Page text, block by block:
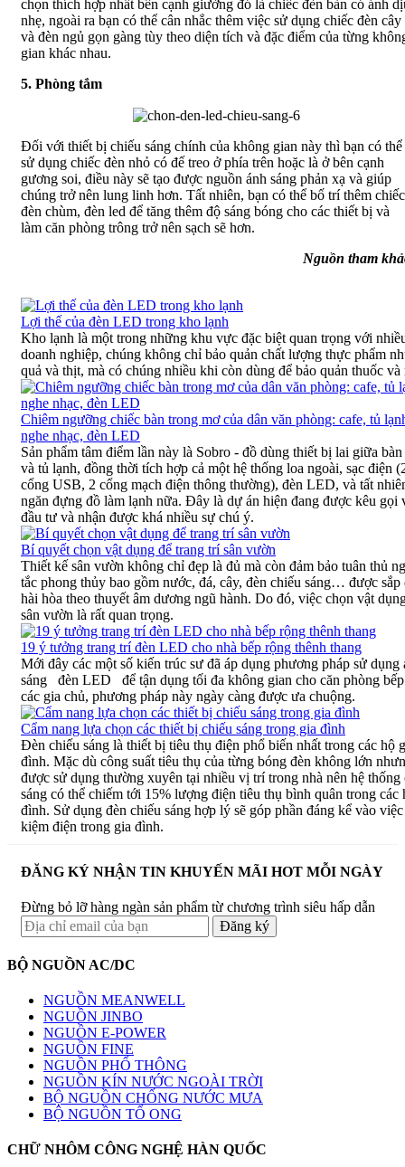
chọn thích hợp nhất bên cạnh giường đó là chiếc đèn bàn có ánh
nhẹ, ngoài ra bạn có thể cân nhắc thêm việc sử dụng chiếc đèn cây
và đèn ngủ gọn gàng tùy theo diện tích và đặc điểm của từng
gian khác nhau.
5. Phòng tắm
Đối với thiết bị chiếu sáng chính của không gian này thì bạn có thể
sử dụng chiếc đèn nhỏ có đế treo ở phía trên hoặc là ở bên cạnh
gương soi, điều này sẽ tạo được nguồn ánh sáng phản xạ và giúp
chúng trở nên lung linh hơn. Tất nhiên, bạn có thể bố trí thêm chiếc
đèn chùm, đèn led để tăng thêm độ sáng bóng cho các thiết bị và
làm căn phòng trông trở nên sạch sẽ hơn.
Nguồn tham
Lợi thế của đèn LED trong kho lạnh
Kho lạnh là một trong những khu vực đặc biệt quan trọng với
doanh nghiệp, chúng không chỉ bảo quản chất lượng thực phẩm
quả và thịt, mà có chúng nhiều khi còn dùng để bảo quản thuốc và
Chiêm ngưỡng chiếc bàn trong mơ của dân văn phòng: cafe, tủ
nghe nhạc, đèn LED
Sản phẩm tâm điểm lần này là Sobro - đồ dùng thiết bị lai giữa bàn
và tủ lạnh, đồng thời tích hợp cả một hệ thống loa ngoài, sạc điện
cổng USB, 2 cổng mạch điện thông thường), đèn LED, và tất
ngăn đựng đồ làm lạnh nữa. Đây là dự án hiện đang được kêu gọi
đầu tư và nhận được khá nhiều sự chú ý.
Bí quyết chọn vật dụng để trang trí sân vườn
Thiết kế sân vườn không chỉ đẹp là đủ mà còn đảm bảo tuân thủ
tắc phong thủy bao gồm nước, đá, cây, đèn chiếu sáng… được sắp
hài hòa theo thuyết âm dương ngũ hành. Do đó, việc chọn vật
sân vườn là rất quan trọng.
19 ý tưởng trang trí đèn LED cho nhà bếp rộng thênh thang
Mới đây các một số kiến trúc sư đã áp dụng phương pháp sử dụng
sáng đèn LED để tận dụng tối đa không gian cho căn phòng
các gia chủ, phương pháp này ngày càng được ưa chuộng.
Cẩm nang lựa chọn các thiết bị chiếu sáng trong gia đình
Đèn chiếu sáng là thiết bị tiêu thụ điện phổ biến nhất trong các hộ
đình. Mặc dù công suất tiêu thụ của từng bóng đèn không lớn
được sử dụng thường xuyên tại nhiều vị trí trong nhà nên hệ thống
sáng có thể chiếm tới 15% lượng điện tiêu thụ bình quân trong các
đình. Sử dụng đèn chiếu sáng hợp lý sẽ góp phần đáng kể vào
kiệm điện trong gia đình.
ĐĂNG KÝ NHẬN TIN KHUYẾN MÃI HOT MỖI NGÀY
Đừng bỏ lỡ hàng ngàn sản phẩm từ chương trình siêu hấp dẫn
BỘ NGUỒN AC/DC
NGUỒN MEANWELL
NGUỒN JINBO
NGUỒN E-POWER
NGUỒN FINE
NGUỒN PHỔ THÔNG
NGUỒN KÍN NƯỚC NGOÀI TRỜI
BỘ NGUỒN CHỐNG NƯỚC MƯA
BỘ NGUỒN TỔ ONG
CHỮ NHÔM CÔNG NGHỆ HÀN QUỐC